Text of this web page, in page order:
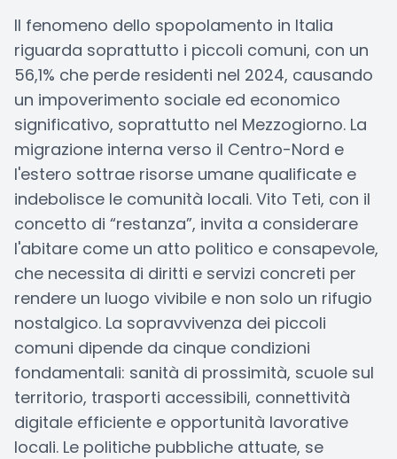
Il fenomeno dello spopolamento in Italia
riguarda soprattutto i piccoli comuni, con un
56,1% che perde residenti nel 2024, causando
un impoverimento sociale ed economico
significativo, soprattutto nel Mezzogiorno. La
migrazione interna verso il Centro-Nord e
l'estero sottrae risorse umane qualificate e
indebolisce le comunità locali. Vito Teti, con il
concetto di “restanza”, invita a considerare
l'abitare come un atto politico e consapevole,
che necessita di diritti e servizi concreti per
rendere un luogo vivibile e non solo un rifugio
nostalgico. La sopravvivenza dei piccoli
comuni dipende da cinque condizioni
fondamentali: sanità di prossimità, scuole sul
territorio, trasporti accessibili, connettività
digitale efficiente e opportunità lavorative
locali. Le politiche pubbliche attuate, se